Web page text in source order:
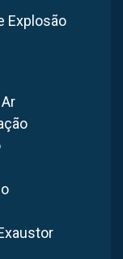
Explosão
em fluxos
exaustor e
da emissão
utilização na
indústria
energia térmica